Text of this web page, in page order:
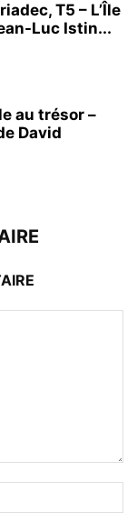
T5 – L’Île
Luc Istin...
au trésor –
David